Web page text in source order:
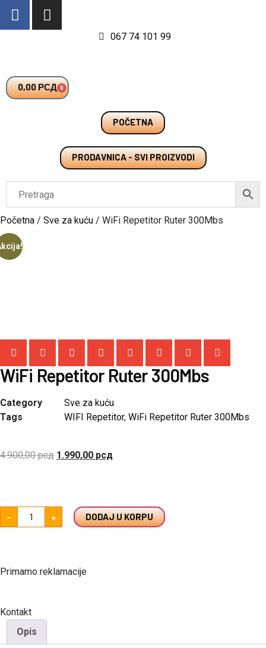
067 74 101 99
0,00РСД 0
POČETNA
PRODAVNICA - SVI PROIZVODI
Početna / Sve za kuću / WiFi Repetitor Ruter 300Mbs
WiFi Repetitor Ruter 300Mbs
Category
Sve za kuću
Tags
WIFI Repetitor, WiFi Repetitor Ruter 300Mbs
4.900,00рсд 1.990,00 рсд
- + DODAJ U KORPU
Primamo reklamacije
Kontakt
Opis